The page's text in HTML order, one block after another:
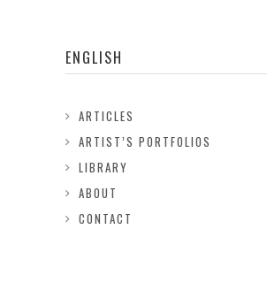
ENGLISH
ARTICLES
ARTIST’S PORTFOLIOS
LIBRARY
ABOUT
CONTACT